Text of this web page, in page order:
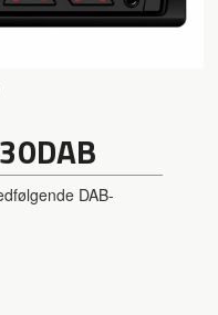
DAB-